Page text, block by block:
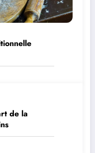
de la